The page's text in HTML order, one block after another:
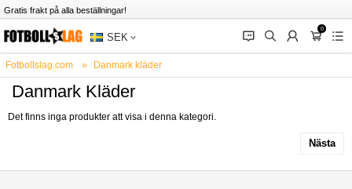
Gratis frakt på alla beställningar!
SEK 󰂱 󰂨 󰃳
0
󰃦 󰃖
Fotbollslag.com Danmark kläder
Danmark Kläder
Det finns inga produkter att visa i denna kategori.
Nästa